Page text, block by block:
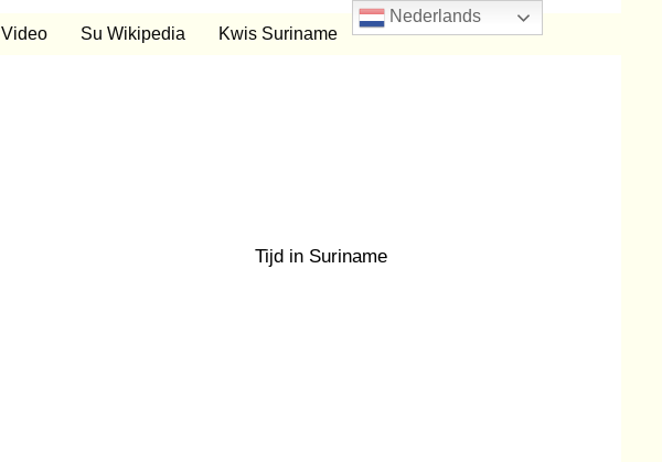
Video Su Wikipedia Kwis Suriname
Tijd in Suriname
Nederlands